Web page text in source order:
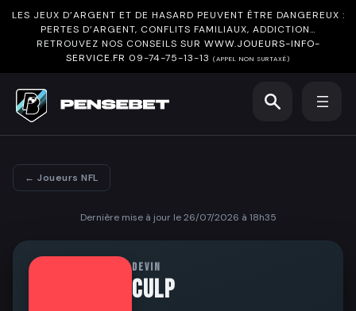
LES JEUX D’ARGENT ET DE HASARD PEUVENT ÊTRE DANGEREUX :
PERTES D’ARGENT, CONFLITS FAMILIAUX, ADDICTION…
RETROUVEZ NOS CONSEILS SUR WWW.JOUEURS-INFO-
SERVICE.FR 09-74-75-13-13 (APPEL NON SURTAXÉ)
← Joueurs NFL
Dernière mise à jour le 26/07/2026 à 18h35
DEVIN
CULP